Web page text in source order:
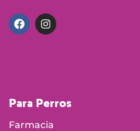
Para Perros
Farmacia